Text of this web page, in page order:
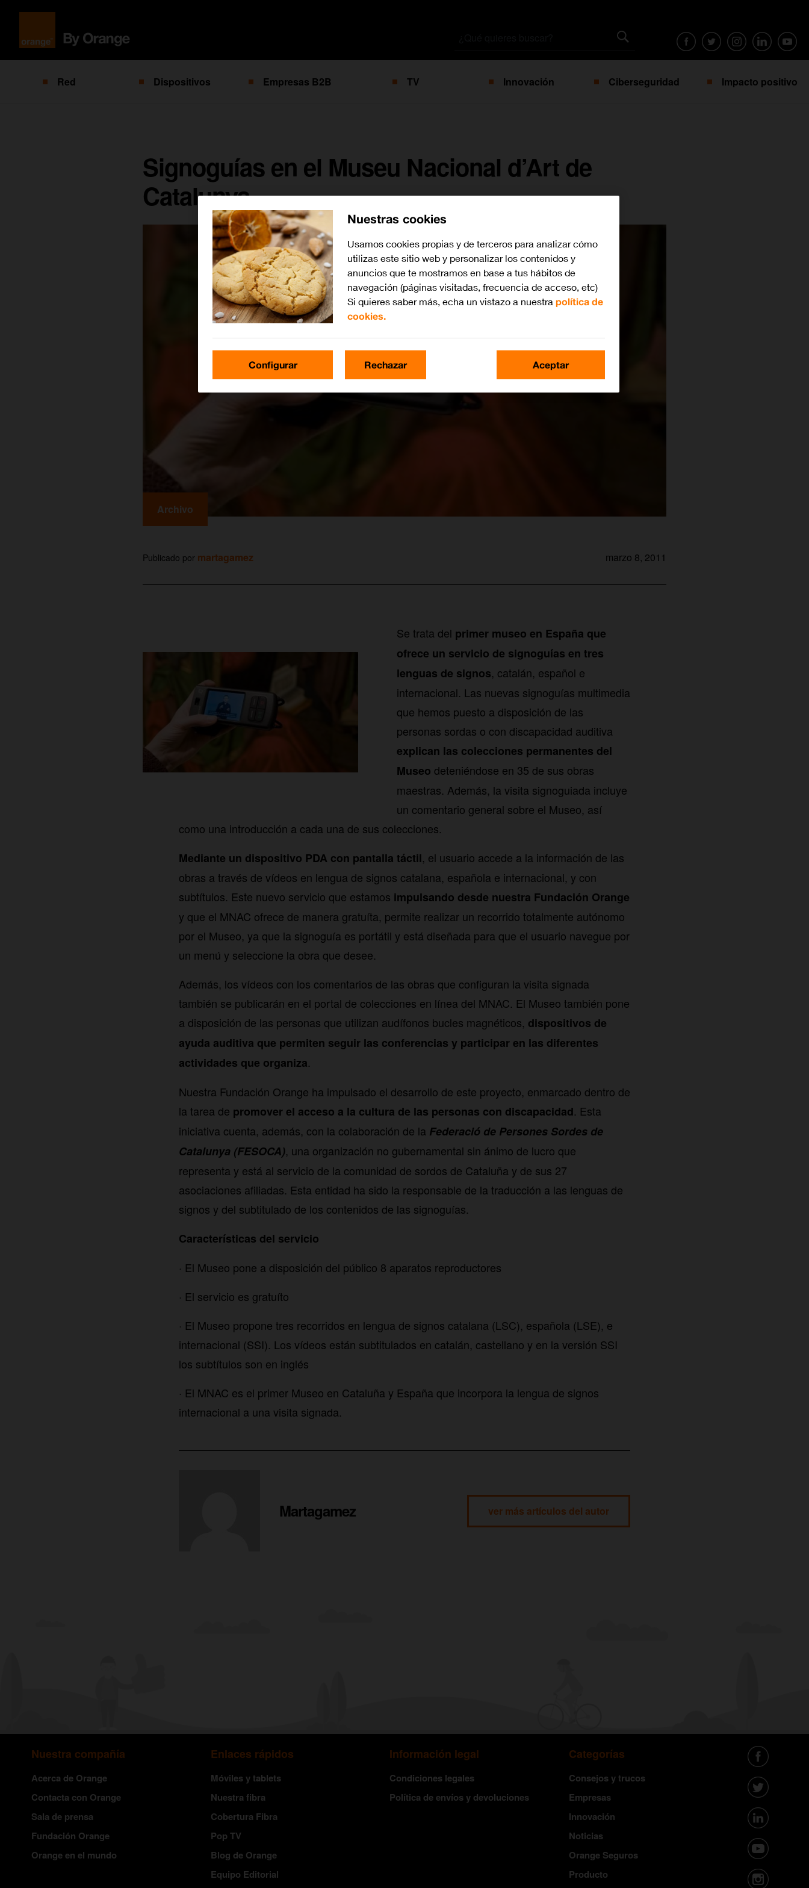
Red Dispositivos Empresas B2B TV Innovación Ciberseguridad Impacto positivo
Signoguías en el Museu Nacional d’Art de
Catalunya
Archivo
Publicado por martagamez marzo 8, 2011
Se trata del primer museo en España que
ofrece un servicio de signoguías en tres
lenguas de signos, catalán, español e
internacional. Las nuevas signoguías multimedia
que hemos puesto a disposición de las
personas sordas o con discapacidad auditiva
explican las colecciones permanentes del
Museo deteniéndose en 35 de sus obras
maestras. Además, la visita signoguiada incluye
un comentario general sobre el Museo, así
como una introducción a cada una de sus colecciones.
Mediante un dispositivo PDA con pantalla táctil, el usuario accede a la información de las
obras a través de vídeos en lengua de signos catalana, española e internacional, y con
subtítulos. Este nuevo servicio que estamos impulsando desde nuestra Fundación Orange
y que el MNAC ofrece de manera gratuíta, permite realizar un recorrido totalmente autónomo
por el Museo, ya que la signoguía es portátil y está diseñada para que el usuario navegue por
un menú y seleccione la obra que desee.
Además, los vídeos con los comentarios de las obras que configuran la visita signada
también se publicarán en el portal de colecciones en línea del MNAC. El Museo también pone
a disposición de las personas que utilizan audífonos bucles magnéticos, dispositivos de
ayuda auditiva que permiten seguir las conferencias y participar en las diferentes
actividades que organiza.
Nuestra Fundación Orange ha impulsado el desarrollo de este proyecto, enmarcado dentro de
la tarea de promover el acceso a la cultura de las personas con discapacidad. Esta
iniciativa cuenta, además, con la colaboración de la Federació de Persones Sordes de
Catalunya (FESOCA), una organización no gubernamental sin ánimo de lucro que
representa y está al servicio de la comunidad de sordos de Cataluña y de sus 27
asociaciones afiliadas. Esta entidad ha sido la responsable de la traducción a las lenguas de
signos y del subtitulado de los contenidos de las signoguías.
Características del servicio
· El Museo pone a disposición del público 8 aparatos reproductores
· El servicio es gratuíto
· El Museo propone tres recorridos en lengua de signos catalana (LSC), española (LSE), e
internacional (SSI). Los vídeos están subtitulados en catalán, castellano y en la versión SSI
los subtítulos son en inglés
· El MNAC es el primer Museo en Cataluña y España que incorpora la lengua de signos
internacional a una visita signada.
Martagamez ver más artículos del autor
Nuestra compañía
Acerca de Orange
Contacta con Orange
Sala de prensa
Fundación Orange
Orange en el mundo
Enlaces rápidos
Móviles y tablets
Nuestra fibra
Cobertura Fibra
Pop TV
Blog de Orange
Equipo Editorial
Información legal
Condiciones legales
Política de envíos y devoluciones
Categorías
Consejos y trucos
Empresas
Innovación
Noticias
Orange Seguros
Producto
Nuestras cookies
Usamos cookies propias y de terceros para analizar cómo
utilizas este sitio web y personalizar los contenidos y
anuncios que te mostramos en base a tus hábitos de
navegación (páginas visitadas, frecuencia de acceso, etc)
Si quieres saber más, echa un vistazo a nuestra política de
cookies.
Configurar Rechazar Aceptar